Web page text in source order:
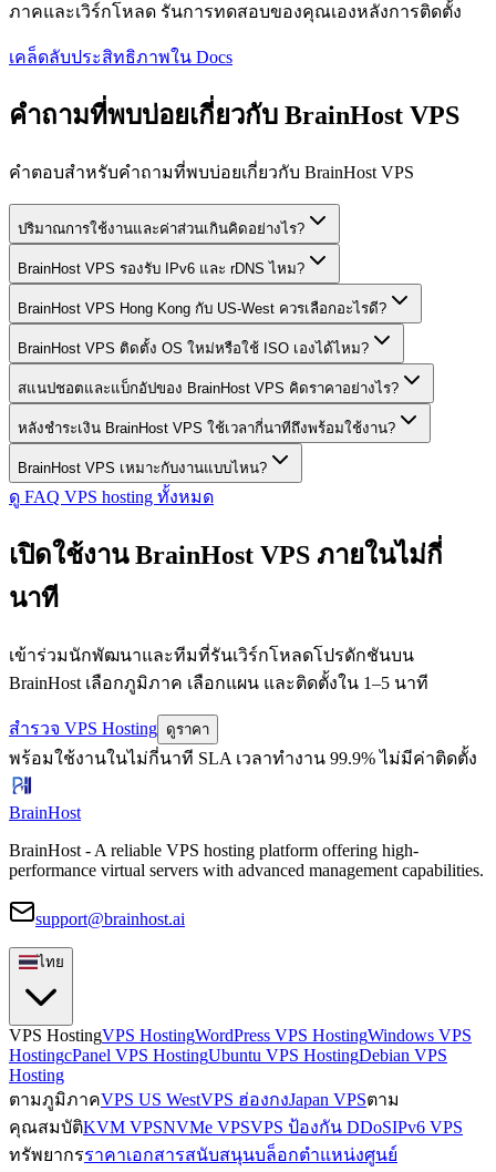
ภาคและเวิร์กโหลด รันการทดสอบของคุณเองหลังการติดตั้ง
เคล็ดลับประสิทธิภาพใน Docs
คำถามที่พบบ่อยเกี่ยวกับ BrainHost VPS
คำตอบสำหรับคำถามที่พบบ่อยเกี่ยวกับ BrainHost VPS
ปริมาณการใช้งานและค่าส่วนเกินคิดอย่างไร?
BrainHost VPS รองรับ IPv6 และ rDNS ไหม?
BrainHost VPS Hong Kong กับ US-West ควรเลือกอะไรดี?
BrainHost VPS ติดตั้ง OS ใหม่หรือใช้ ISO เองได้ไหม?
สแนปชอตและแบ็กอัปของ BrainHost VPS คิดราคาอย่างไร?
หลังชำระเงิน BrainHost VPS ใช้เวลากี่นาทีถึงพร้อมใช้งาน?
BrainHost VPS เหมาะกับงานแบบไหน?
ดู FAQ VPS hosting ทั้งหมด
เปิดใช้งาน BrainHost VPS ภายในไม่กี่
นาที
เข้าร่วมนักพัฒนาและทีมที่รันเวิร์กโหลดโปรดักชันบน
BrainHost เลือกภูมิภาค เลือกแผน และติดตั้งใน 1–5 นาที
สำรวจ VPS Hosting ดูราคา
พร้อมใช้งานในไม่กี่นาที SLA เวลาทำงาน 99.9%ไม่มีค่าติดตั้ง
BrainHost
BrainHost - A reliable VPS hosting platform offering high-
performance virtual servers with advanced management capabilities.
support@brainhost.ai
ไทย
VPS HostingVPS HostingWordPress VPS HostingWindows VPS
HostingcPanel VPS HostingUbuntu VPS HostingDebian VPS
Hosting
ตามภูมิภาคVPS US WestVPS ฮ่องกงJapan VPSตาม
คุณสมบัติKVM VPSNVMe VPSVPS ป้องกัน DDoSIPv6 VPS
ทรัพยากรราคาเอกสารสนับสนุนบล็อกตำแหน่งศูนย์